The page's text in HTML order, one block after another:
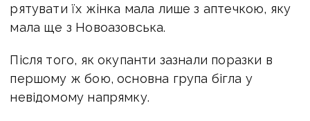
рятувати їх жінка мала лише з аптечкою, яку
мала ще з Новоазовська.
Після того, як окупанти зазнали поразки в
першому ж бою, основна група бігла у
невідомому напрямку.